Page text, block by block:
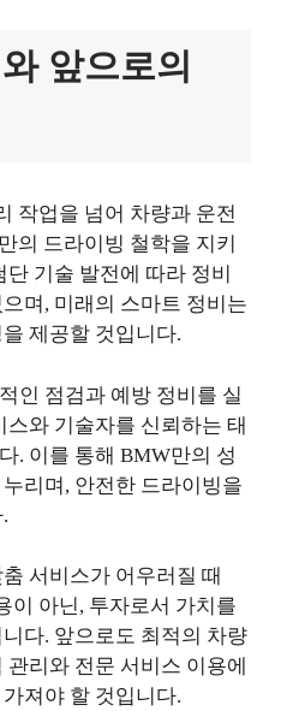
앞으로의
작업을 넘어 차량과 운전
의 드라이빙 철학을 지키
기술 발전에 따라 정비
며, 미래의 스마트 정비는
제공할 것입니다.
인 점검과 예방 정비를 실
와 기술자를 신뢰하는 태
. 이를 통해 BMW만의 성
리며, 안전한 드라이빙을
서비스가 어우러질 때
이 아닌, 투자로서 가치를
다. 앞으로도 최적의 차량
리와 전문 서비스 이용에
져야 할 것입니다.